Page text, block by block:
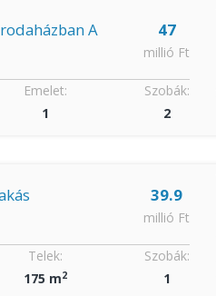
47
millió Ft
A
Szobák:
2
Emelet:
1
39.9
millió Ft
Szobák:
1
Telek:
175 m2